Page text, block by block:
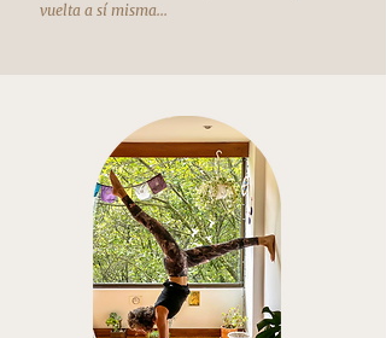
vuelta a sí misma...